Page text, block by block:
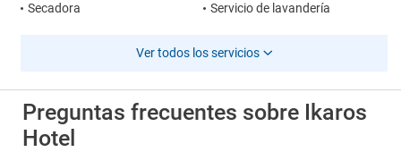
Secadora
Servicio de lavandería
Ver todos los servicios
Preguntas frecuentes sobre Ikaros
Hotel